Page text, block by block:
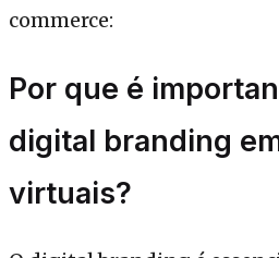
commerce:
Por que é
digital branding
virtuais?